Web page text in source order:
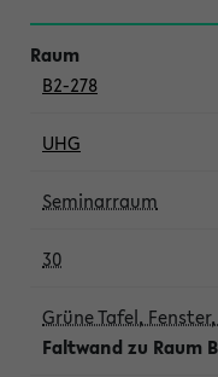
B2-278
UHG
Seminarraum
30
Grüne Tafel,
Faltwand zu Raum